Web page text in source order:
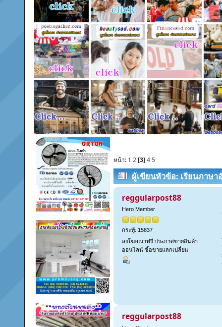
หน้า: 1 2 [3] 45
ผู้เขียนหัวข้อ: เรียนภาษา
กับครูต่างชาติ | Smart
reggularpost88
Hero Member
กระทู้: 15837
ลงโฆษณาฟรี ประกาศขายสินค้า
ออนไลน์ ซื้อขายแลกเปลี่ยน
reggularpost88